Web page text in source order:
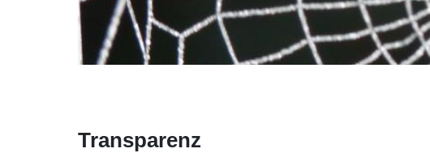
Transparenz